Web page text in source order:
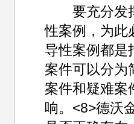
要充分发挥
性案例，为此
导性案例都是
案件可以分为
案件和疑难案
响。<8>德沃